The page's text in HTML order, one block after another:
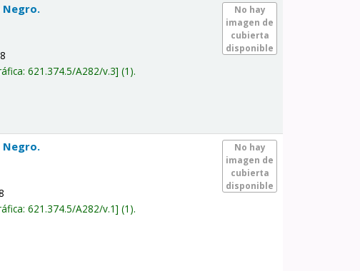
No hay
imagen de
cubierta
disponible
Negro.
621.374.5/A282/v.3 (1).
No hay
imagen de
cubierta
disponible
Negro.
621.374.5/A282/v.1 (1).